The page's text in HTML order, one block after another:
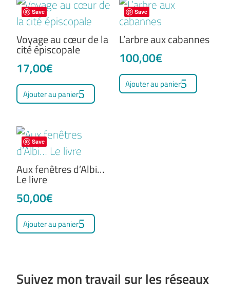
Save
Voyage au cœur de la
cité épiscopale
17,00€
Ajouter au panier
Save
L’arbre aux cabannes
100,00€
Ajouter au panier
Save
Aux fenêtres d’Albi…
Le livre
50,00€
Ajouter au panier
Suivez mon travail sur les réseaux